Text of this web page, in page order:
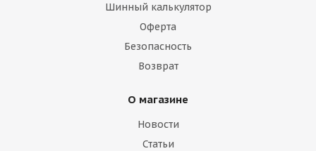
Шинный калькулятор
Оферта
Безопасность
Возврат
О магазине
Новости
Статьи